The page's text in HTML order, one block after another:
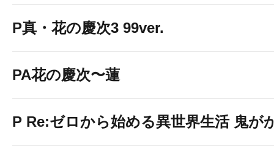
P真・花の慶次3 99ver.
PA花の慶次〜蓮
P Re:ゼロから始める異世界生活 鬼が